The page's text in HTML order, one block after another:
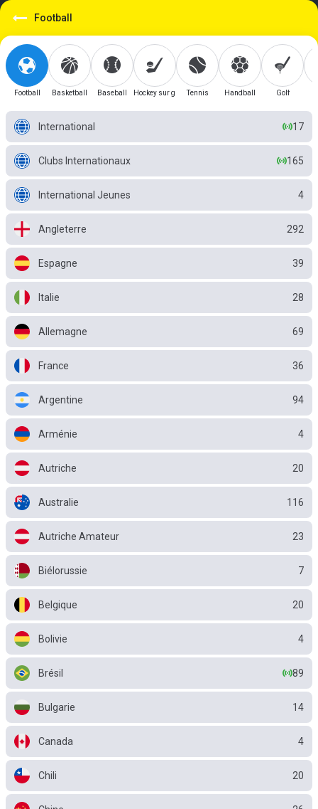
Football
Football Basketball Baseball Hockey sur glaceTennis Handball Golf
International 17
Clubs Internationaux 165
International Jeunes 4
Angleterre 292
Espagne 39
Italie 28
Allemagne 69
France 36
Argentine 94
Arménie 4
Autriche 20
Australie 116
Autriche Amateur 23
Biélorussie 7
Belgique 20
Bolivie 4
Brésil 89
Bulgarie 14
Canada 4
Chili 20
https://mobile.betgini.tn/sport/detail/football?id=1